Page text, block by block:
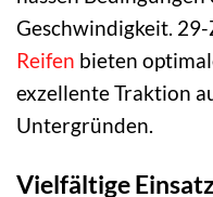
Geschwindigkeit.
Reifen bieten
exzellente Traktion
Untergründen.
Vielfältige